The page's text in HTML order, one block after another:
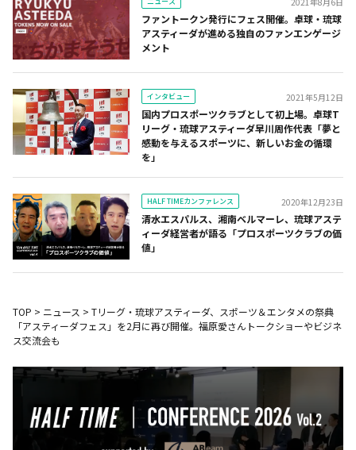
ファントークン発行にフェス開催。卓球・琉球
アスティーダが進める独自のファンエンゲージ
メント
インタビュー 2021年5月12日
国内プロスポーツクラブとして初上場。卓球T
リーグ・琉球アスティーダ早川周作代表「夢と
感動を与えるスポーツに、新しいお金の循環
を」
HALF TIMEカンファレンス 2020年12月23日
清水エスパルス、湘南ベルマーレ、琉球アステ
ィーダ経営者が語る「プロスポーツクラブの価
値」
TOP > ニュース > Tリーグ・琉球アスティーダ、スポーツ＆エンタメの祭典
「アスティーダフェス」を2月に再び開催。福原愛さんトークショーやビジネ
ス交流会も